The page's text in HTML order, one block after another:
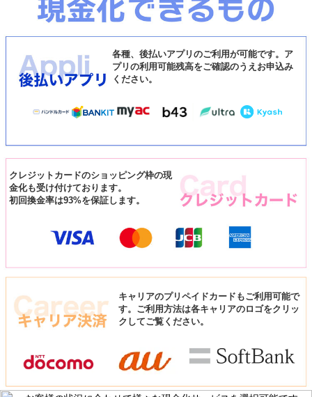
各種、後払いアプリのご利用が可能です。ア
プリの利用可能残高をご確認のうえお申込み
ください。
クレジットカードのショッピング枠の現
金化も受け付けております。
初回換金率は93%を保証します。
キャリアのプリペイドカードもご利用可能で
す。ご利用方法は各キャリアのロゴをクリッ
クしてご覧ください。